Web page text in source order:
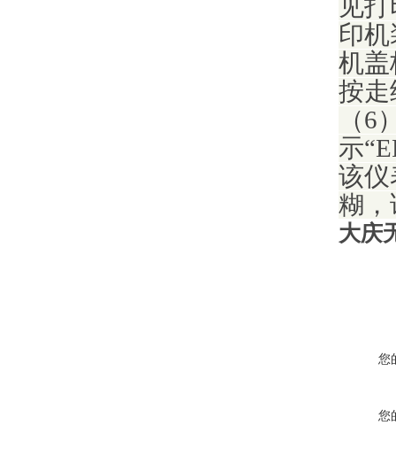
见
印
机盖
按走
（
示
该仪
糊，
大庆
您
您